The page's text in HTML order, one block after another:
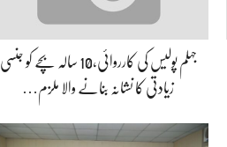
جہلم پولیس کی کارروائی،10 سالہ بچے کو جنسی
زیادتی کا نشانہ بنانے والا ملزم…